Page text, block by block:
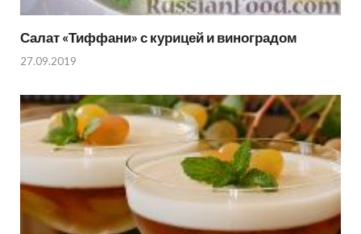
Салат «Тиффани» с курицей и виноградом
27.09.2019